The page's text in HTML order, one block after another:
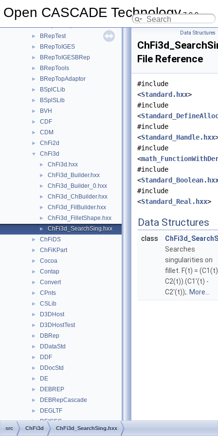
Open CASCADE Technology7.9.0
BRepProj
► BRepTest
► BRepToIGES
► BRepToIGESBRep
► BRepTools
► BRepTopAdaptor
► BSplCLib
► BSplSLib
► BVH
► CDF
► CDM
► ChFi2d
▼ ChFi3d
► ChFi3d.hxx
► ChFi3d_Builder.hxx
► ChFi3d_Builder_0.hxx
► ChFi3d_ChBuilder.hxx
► ChFi3d_FilBuilder.hxx
► ChFi3d_FilletShape.hxx
► ChFi3d_SearchSing.hxx
► ChFiDS
► ChFiKPart
► Cocoa
► Contap
► Convert
► CPnts
► CSLib
► D3DHost
► D3DHostTest
► DBRep
► DDataStd
► DDF
► DDocStd
► DE
► DEBREP
► DEBRepCascade
► DEGLTF
► DEIGES
► DEOBJ
Data Structures
File Reference
#include
<Standard.hxx>
#include
<
#include
<Standard_Handle.hxx
#include
<
#include
<
#include
<Standard_Real.hxx>
Data Structures
class
Searches
singularities on
fillet. F(t) =
C2(t)).(C1'(t) -
C2'(t));. More...
src ChFi3d ChFi3d_SearchSing.hxx